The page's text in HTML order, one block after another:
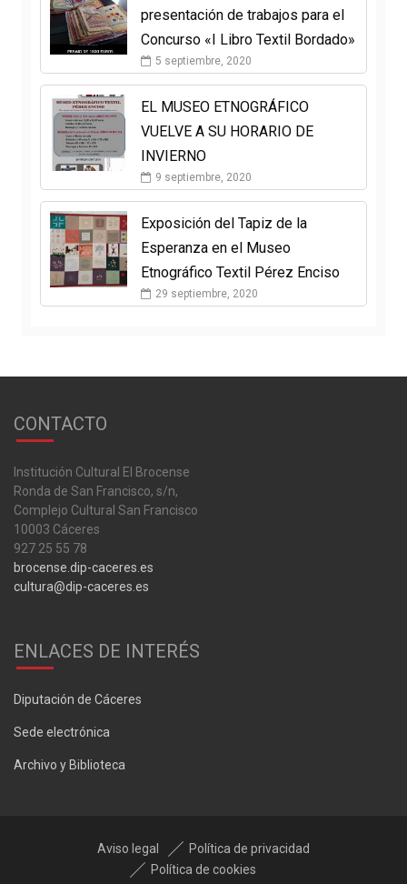
presentación de trabajos para el
Concurso «I Libro Textil Bordado»
5 septiembre, 2020
EL MUSEO ETNOGRÁFICO
VUELVE A SU HORARIO DE
INVIERNO
9 septiembre, 2020
Exposición del Tapiz de la
Esperanza en el Museo
Etnográfico Textil Pérez Enciso
29 septiembre, 2020
CONTACTO
Institución Cultural El Brocense
Ronda de San Francisco, s/n,
Complejo Cultural San Francisco
10003 Cáceres
927 25 55 78
brocense.dip-caceres.es
cultura@dip-caceres.es
ENLACES DE INTERÉS
Diputación de Cáceres
Sede electrónica
Archivo y Biblioteca
Aviso legal
Política de privacidad
Política de cookies